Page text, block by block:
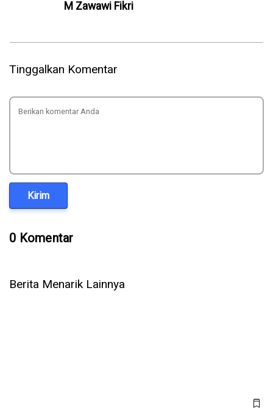
M Zawawi Fikri
Tinggalkan Komentar
Kirim
0 Komentar
Berita Menarik Lainnya